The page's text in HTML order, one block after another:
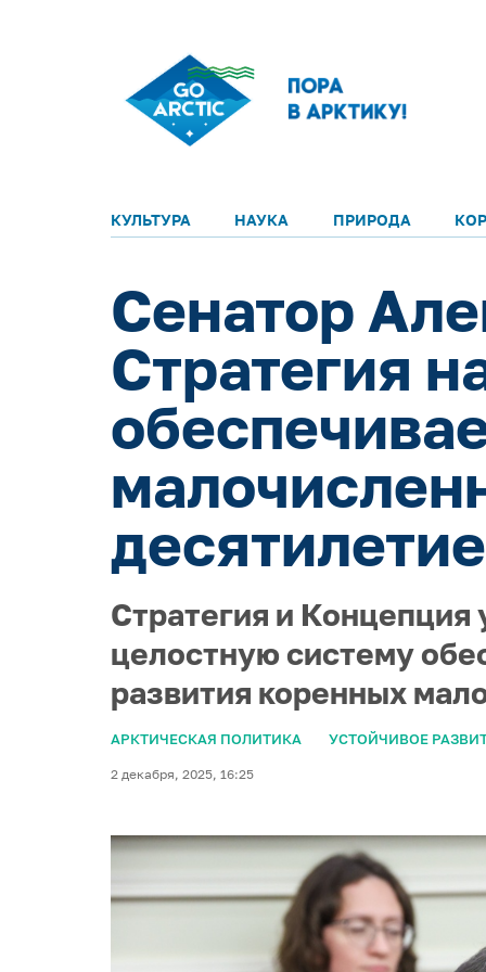
КУЛЬТУРА НАУКА ПРИРОДА
Сенатор
Стратегия
Стратегия и
целостную систему
развития коренных
АРКТИЧЕСКАЯ ПОЛИТИКА УСТОЙЧИВОЕ
2 декабря, 2025, 16:25